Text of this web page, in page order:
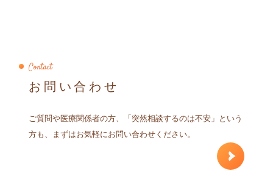
Contact
お問い合わせ
ご質問や医療関係者の方、「突然相談するのは不安」という
方も、まずはお気軽にお問い合わせください。